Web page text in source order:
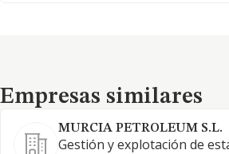
Empresas similares
Empresas similares
MURCIA PETROLEUM S.L.
Gestión y explotación de